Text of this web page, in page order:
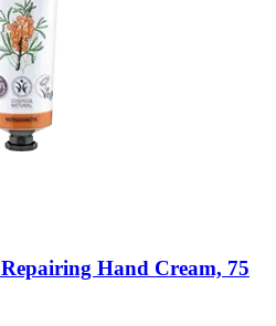
Repairing Hand Cream, 75